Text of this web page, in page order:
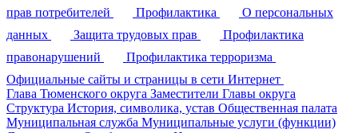
прав потребителей
Профилактика
О персональных
данных
Защита трудовых прав
Профилактика
правонарушений
Профилактика терроризма
Официальные сайты и страницы в сети Интернет
Глава Тюменского округа Заместители Главы округа
Структура История, символика, устав Общественная палата
Муниципальная служба Муниципальные услуги (функции)